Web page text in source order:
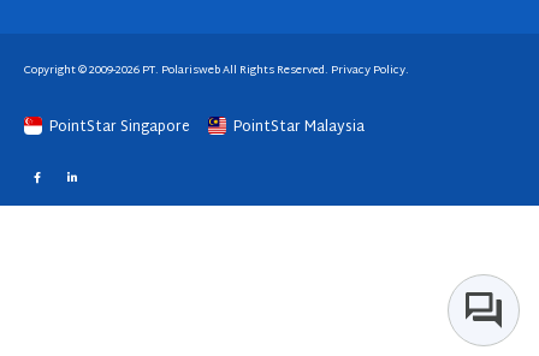
Copyright © 2009-2026 PT. Polarisweb All Rights Reserved. Privacy Policy.
PointStar Singapore PointStar Malaysia